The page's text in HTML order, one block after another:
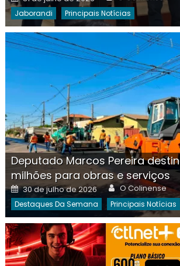
on
Jaborandi Principais Notícias
Deputado Marcos Pereira
milhões para obras e serviços
Posted
on
30 de julho de 2026 Author
O Colinense
Destaques Da Semana Principais Notícias